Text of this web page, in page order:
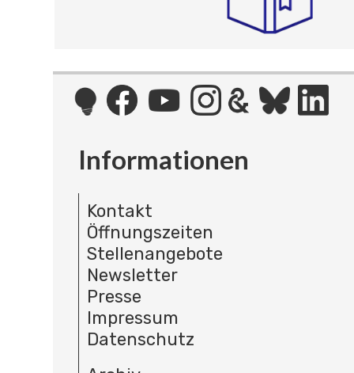
Informationen
Kontakt
Öffnungszeiten
Stellenangebote
Newsletter
Presse
Impressum
Datenschutz